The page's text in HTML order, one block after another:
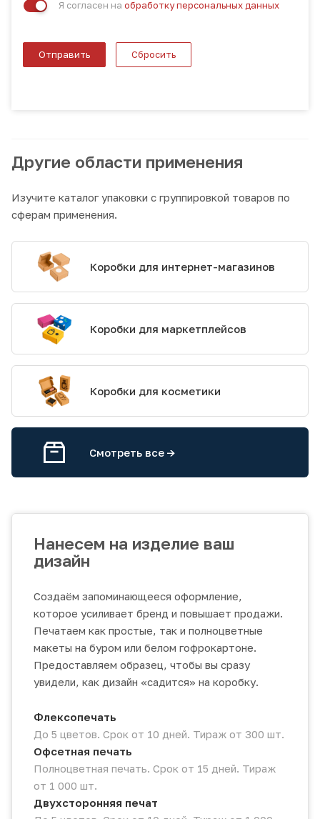
Я согласен на обработку персональных данных
Отправить Сбросить
Другие области применения
Изучите каталог упаковки с группировкой товаров по
сферам применения.
Коробки для интернет-магазинов
Коробки для маркетплейсов
Коробки для косметики
Смотреть все ->
Нанесем на изделие ваш
дизайн
Создаём запоминающееся оформление,
которое усиливает бренд и повышает продажи.
Печатаем как простые, так и полноцветные
макеты на буром или белом гофрокартоне.
Предоставляем образец, чтобы вы сразу
увидели, как дизайн «садится» на коробку.
Флексопечать
До 5 цветов. Срок от 10 дней. Тираж от 300 шт.
Офсетная печать
Полноцветная печать. Срок от 15 дней. Тираж
от 1 000 шт.
Двухсторонняя печат